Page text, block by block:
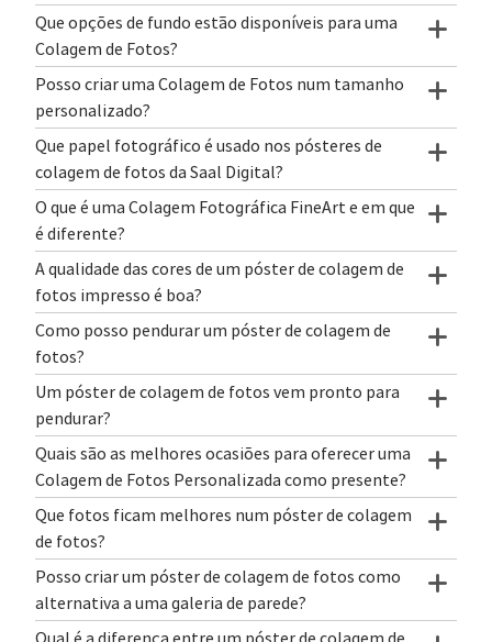
Que opções de fundo estão disponíveis para uma
Colagem de Fotos?
Posso criar uma Colagem de Fotos num tamanho
personalizado?
Que papel fotográfico é usado nos pósteres de
colagem de fotos da Saal Digital?
O que é uma Colagem Fotográfica FineArt e em que
é diferente?
A qualidade das cores de um póster de colagem de
fotos impresso é boa?
Como posso pendurar um póster de colagem de
fotos?
Um póster de colagem de fotos vem pronto para
pendurar?
Quais são as melhores ocasiões para oferecer uma
Colagem de Fotos Personalizada como presente?
Que fotos ficam melhores num póster de colagem
de fotos?
Posso criar um póster de colagem de fotos como
alternativa a uma galeria de parede?